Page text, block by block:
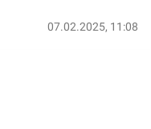
07.02.2025, 11:08